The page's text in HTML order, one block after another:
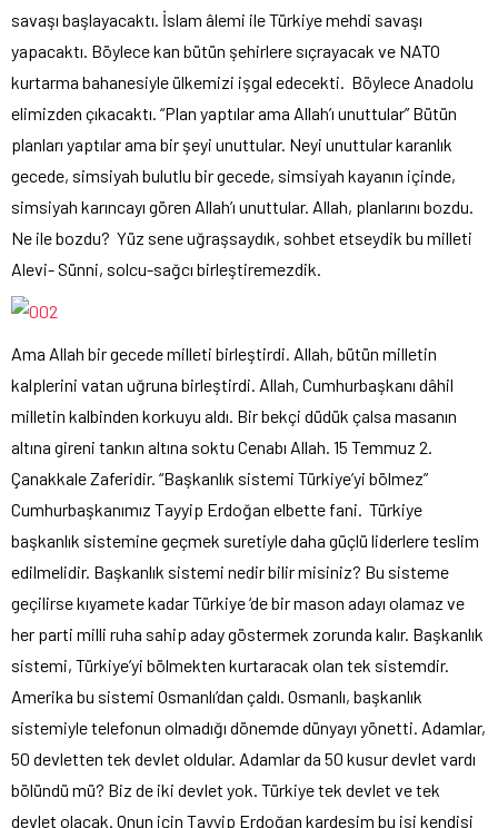
savaşı başlayacaktı. İslam âlemi ile Türkiye mehdi savaşı
yapacaktı. Böylece kan bütün şehirlere sıçrayacak ve NATO
kurtarma bahanesiyle ülkemizi işgal edecekti. Böylece Anadolu
elimizden çıkacaktı. “Plan yaptılar ama Allah’ı unuttular” Bütün
planları yaptılar ama bir şeyi unuttular. Neyi unuttular karanlık
gecede, simsiyah bulutlu bir gecede, simsiyah kayanın içinde,
simsiyah karıncayı gören Allah’ı unuttular. Allah, planlarını bozdu.
Ne ile bozdu? Yüz sene uğraşsaydık, sohbet etseydik bu milleti
Alevi- Sünni, solcu-sağcı birleştiremezdik.
Ama Allah bir gecede milleti birleştirdi. Allah, bütün milletin
kalplerini vatan uğruna birleştirdi. Allah, Cumhurbaşkanı dâhil
milletin kalbinden korkuyu aldı. Bir bekçi düdük çalsa masanın
altına gireni tankın altına soktu Cenabı Allah. 15 Temmuz 2.
Çanakkale Zaferidir. “Başkanlık sistemi Türkiye’yi bölmez”
Cumhurbaşkanımız Tayyip Erdoğan elbette fani. Türkiye
başkanlık sistemine geçmek suretiyle daha güçlü liderlere teslim
edilmelidir. Başkanlık sistemi nedir bilir misiniz? Bu sisteme
geçilirse kıyamete kadar Türkiye ‘de bir mason adayı olamaz ve
her parti milli ruha sahip aday göstermek zorunda kalır. Başkanlık
sistemi, Türkiye’yi bölmekten kurtaracak olan tek sistemdir.
Amerika bu sistemi Osmanlı’dan çaldı. Osmanlı, başkanlık
sistemiyle telefonun olmadığı dönemde dünyayı yönetti. Adamlar,
50 devletten tek devlet oldular. Adamlar da 50 kusur devlet vardı
bölündü mü? Biz de iki devlet yok. Türkiye tek devlet ve tek
devlet olacak. Onun için Tayyip Erdoğan kardeşim bu işi kendisi